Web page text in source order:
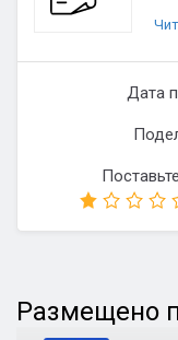
Дата
Размещено